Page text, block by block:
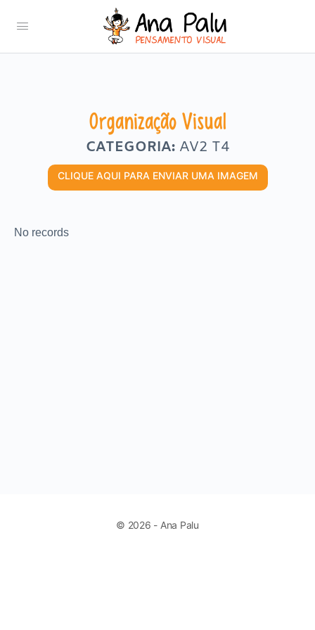
Organização Visual
CATEGORIA: AV2 T4
CLIQUE AQUI PARA ENVIAR UMA IMAGEM
No records
© 2026 - Ana Palu